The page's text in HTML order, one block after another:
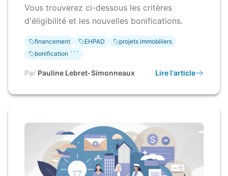
Vous trouverez ci-dessous les critères
d'éligibilité et les nouvelles bonifications.
financement EHPAD
projets immobiliers
bonification ```
Par Pauline Lebret-Simonneaux Lire l'article